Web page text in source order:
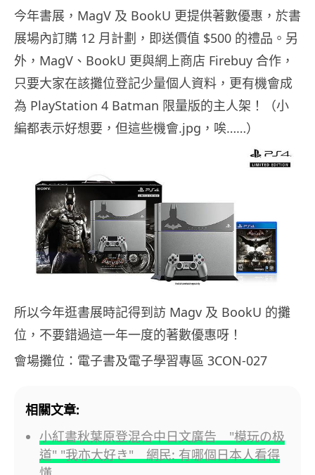
今年書展，MagV 及 BookU 更提供著數優惠，於書
展場內訂購 12 月計劃，即送價值 $500 的禮品。另
外，MagV、BookU 更與網上商店 Firebuy 合作，
只要大家在該攤位登記少量個人資料，更有機會成
為 PlayStation 4 Batman 限量版的主人架！（小
編都表示好想要，但這些機會.jpg，唉……）
所以今年逛書展時記得到訪 Magv 及 BookU 的攤
位，不要錯過這一年一度的著數優惠呀！
會場攤位：電子書及電子學習專區 3CON-027
相關文章:
小紅書秋葉原登混合中日文廣告 "模玩の极
道" "我亦大好き" 網民: 有哪個日本人看得